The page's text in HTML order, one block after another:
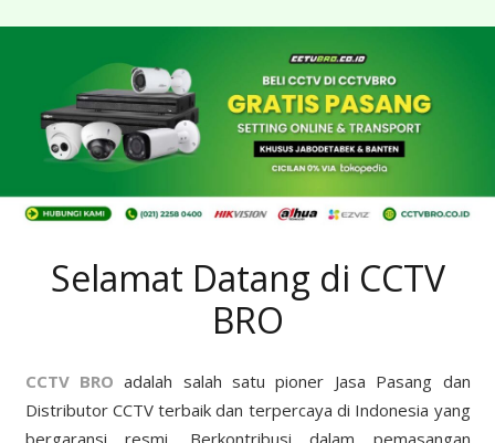
Selamat Datang di CCTV
BRO
CCTV BRO adalah salah satu pioner Jasa Pasang dan
Distributor CCTV terbaik dan terpercaya di Indonesia yang
bergaransi resmi. Berkontribusi dalam pemasangan